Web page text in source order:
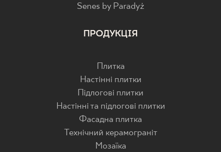
Senes by Paradyż
ПРОДУКЦІЯ
Плитка
Настінні плитки
Підлогові плитки
Настінні та підлогові плитки
Фасадна плитка
Технічний керамограніт
Мозаїка